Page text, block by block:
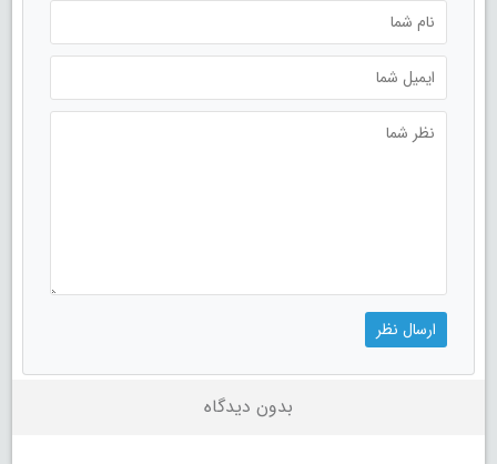
بدون دیدگاه